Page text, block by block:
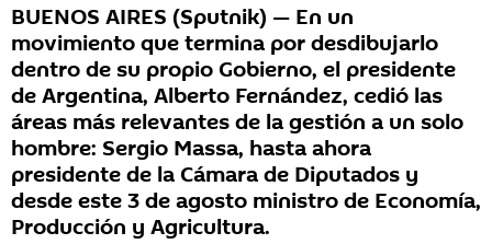
BUENOS AIRES (Sputnik) — En un
movimiento que termina por desdibujarlo
dentro de su propio Gobierno, el presidente
de Argentina, Alberto Fernández, cedió las
áreas más relevantes de la gestión a un solo
hombre: Sergio Massa, hasta ahora
presidente de la Cámara de Diputados y
desde este 3 de agosto ministro de Economía,
Producción y Agricultura.